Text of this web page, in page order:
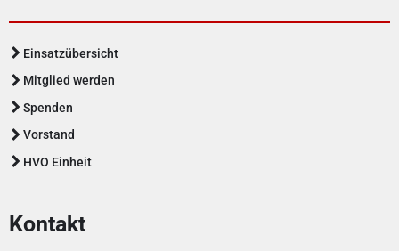
Einsatzübersicht
Mitglied werden
Spenden
Vorstand
HVO Einheit
Kontakt